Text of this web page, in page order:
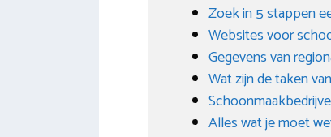
Zoek in 5 stappen
Websites voor
Gegevens van
Wat zijn de taken
Alles wat je moet